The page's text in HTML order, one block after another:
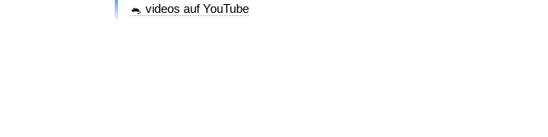
🐁 videos auf YouTube